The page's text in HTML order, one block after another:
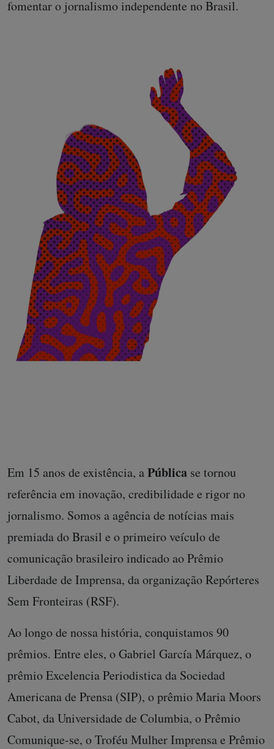
fomentar o jornalismo independente no Brasil.
Em 15 anos de existência, aPública se tornou
referência em inovação, credibilidade e rigor no
jornalismo. Somos a agência de notícias mais
premiada do Brasil e o primeiro veículo de
comunicação brasileiro indicado ao Prêmio
Liberdade de Imprensa, da organização Repórteres
Sem Fronteiras (RSF).
Ao longo de nossa história, conquistamos 90
prêmios. Entre eles, o Gabriel García Márquez, o
prêmio Excelencia Periodistica da Sociedad
Americana de Prensa (SIP), o prêmio Maria Moors
Cabot, da Universidade de Columbia, o Prêmio
Comunique-se, o Troféu Mulher Imprensa e Prêmio